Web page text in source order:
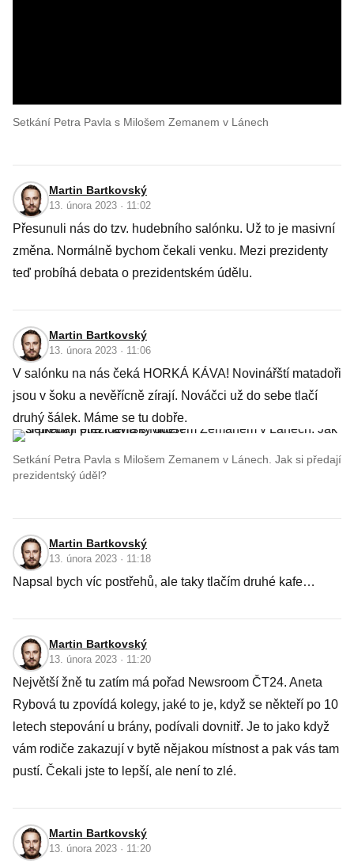
Setkání Petra Pavla s Milošem Zemanem v Lánech
Martin Bartkovský
13. února 2023 · 11:02
Přesunuli nás do tzv. hudebního salónku. Už to je masivní
změna. Normálně bychom čekali venku. Mezi prezidenty
teď probíhá debata o prezidentském údělu.
Martin Bartkovský
13. února 2023 · 11:06
V salónku na nás čeká HORKÁ KÁVA! Novinářští matadoři
jsou v šoku a nevěřícně zírají. Nováčci už do sebe tlačí
druhý šálek. Máme se tu dobře.
Setkání Petra Pavla s Milošem Zemanem v Lánech. Jak si předají
prezidentský úděl?
Martin Bartkovský
13. února 2023 · 11:18
Napsal bych víc postřehů, ale taky tlačím druhé kafe…
Martin Bartkovský
13. února 2023 · 11:20
Největší žně tu zatím má pořad Newsroom ČT24. Aneta
Rybová tu zpovídá kolegy, jaké to je, když se někteří po 10
letech stepování u brány, podívali dovnitř. Je to jako když
vám rodiče zakazují v bytě nějakou místnost a pak vás tam
pustí. Čekali jste to lepší, ale není to zlé.
Martin Bartkovský
13. února 2023 · 11:20